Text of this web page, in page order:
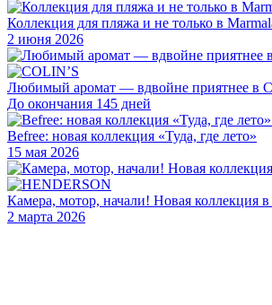
Коллекция для пляжа и не только в
2 июня 2026
Любимый аромат — вдвойне приятнее в
До окончания 145 дней
Befree: новая коллекция «Туда, где лето»
15 мая 2026
Камера, мотор, начали! Новая коллекция
2 марта 2026